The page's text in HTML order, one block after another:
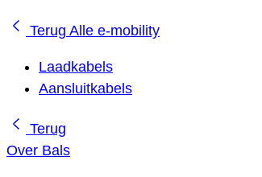
Terug Alle e-mobility
Laadkabels
Aansluitkabels
Terug
Over Bals